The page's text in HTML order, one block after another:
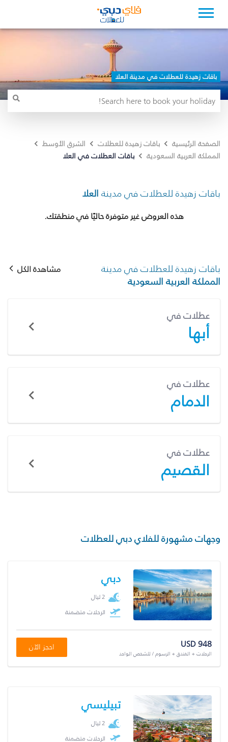
باقات زهيدة للعطلات في مدينة العلا
الصفحة الرئيسية باقات زهيدة للعطلات
الشرق الأوسط
المملكة العربية السعودية
باقات العطلات في العلا
باقات زهيدة للعطلات في مدينة العلا
هذه العروض غير متوفرة حاليًا في منطقتك.
باقات زهيدة للعطلات في مدينة
المملكة العربية السعودية
مشاهدة الكل
عطلات في
أبها
عطلات في
الدمام
عطلات في
القصيم
وجهات مشهورة للفلاي دبي للعطلات
دبي
2 ليال
الرحلات متضمنة
USD 948
الرحلات + الفندق + الرسوم / للشخص الواحد
احجز الآن
تبيليسي
2 ليال
الرحلات متضمنة